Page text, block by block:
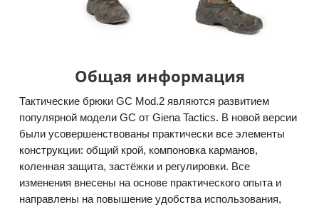
Общая информация
Тактические брюки GC Mod.2 являются развитием
популярной модели GC от Giena Tactics. В новой версии
были усовершенствованы практически все элементы
конструкции: общий крой, компоновка карманов,
коленная защита, застёжки и регулировки. Все
изменения внесены на основе практического опыта и
направлены на повышение удобства использования,